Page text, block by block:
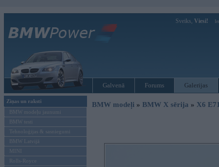
Sveiks, Viesi!
Galvenā Forums Galerijas
Ziņas un raksti
BMW modeļu jaunumi
BMW testi
Tehnoloģijas & sasniegumi
BMW Latvijā
MINI
Rolls-Royce
BMW modeļi » BMW X sērija » X6